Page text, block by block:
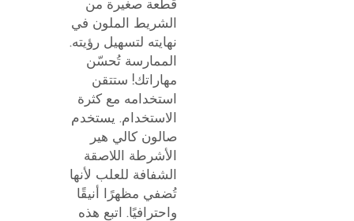
قطعة صغيرة من
الشريط الملون في
نهايته لتسهيل رؤيته.
الممارسة تُحسّن
مهاراتك! ستتقن
استخدامه مع كثرة
الاستخدام. يستخدم
صالون كالي هير
الأشرطة اللاصقة
الشفافة للعلب لأنها
تُضفي مظهرًا أنيقًا
واحترافيًا. اتبع هذه